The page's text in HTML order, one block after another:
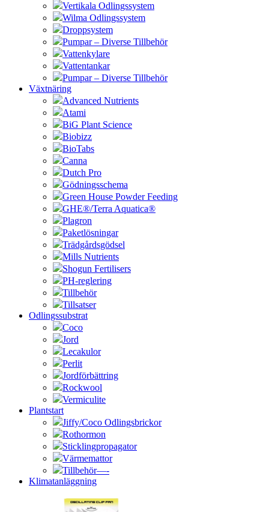
Vertikala Odlingssystem
Wilma Odlingssystem
Droppsystem
Pumpar – Diverse Tillbehör
Vattenkylare
Vattentankar
Pumpar – Diverse Tillbehör
Växtnäring
Advanced Nutrients
Atami
BiG Plant Science
Biobizz
BioTabs
Canna
Dutch Pro
Gödningsschema
Green House Powder Feeding
GHE®/Terra Aquatica®
Plagron
Paketlösningar
Trädgårdsgödsel
Mills Nutrients
Shogun Fertilisers
PH-reglering
Tillbehör
Tillsatser
Odlingssubstrat
Coco
Jord
Lecakulor
Perlit
Jordförbättring
Rockwool
Vermiculite
Plantstart
Jiffy/Coco Odlingsbrickor
Rothormon
Sticklingpropagator
Värmemattor
Tillbehör—-
Klimatanläggning